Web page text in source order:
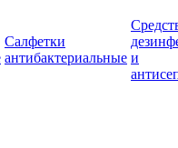
Салфетки
антибактериальные и